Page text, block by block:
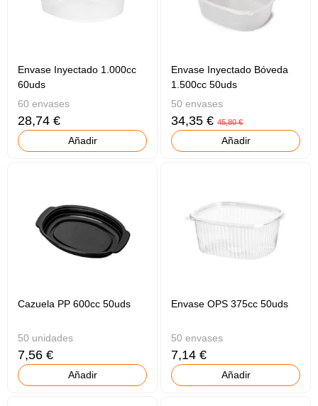
Envase Inyectado 1.000cc
60uds
60 envases
28,74 €
Añadir
Envase Inyectado Bóveda
1.500cc 50uds
50 envases
34,35 €45,80 €
Añadir
Cazuela PP 600cc 50uds
50 unidades
7,56 €
Añadir
Envase OPS 375cc 50uds
50 envases
7,14 €
Añadir